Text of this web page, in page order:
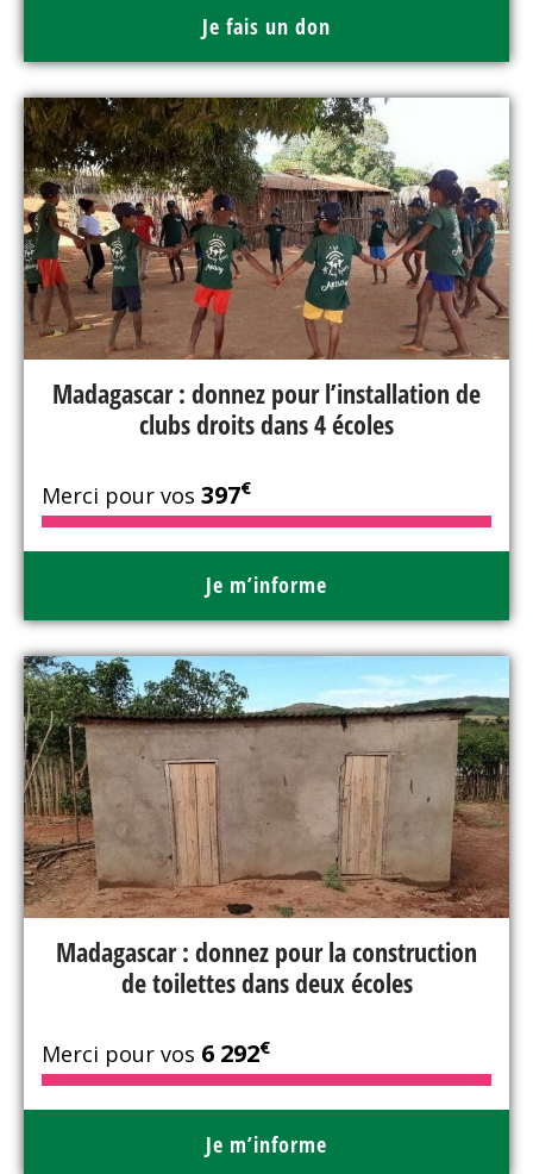
Je fais un don
Madagascar : donnez pour l’installation de
clubs droits dans 4 écoles
Merci pour vos 397€
Je m’informe
Madagascar : donnez pour la construction
de toilettes dans deux écoles
Merci pour vos 6 292€
Je m’informe